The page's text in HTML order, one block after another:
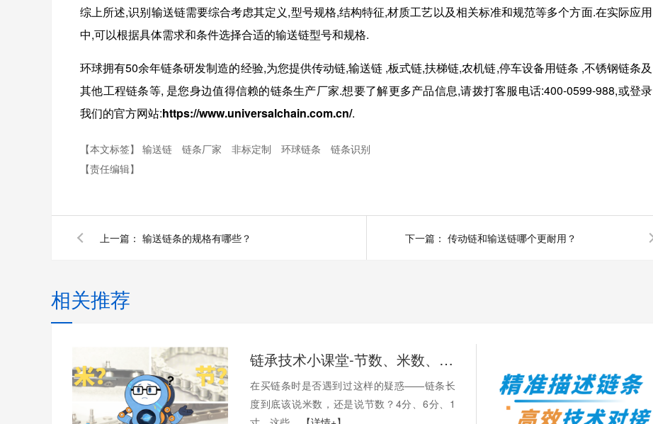
综上所述,识别输送链需要综合考虑其定义,型号规格,结构特征,材质工艺以及相关标准和规范等多个方面.在实际应用
中,可以根据具体需求和条件选择合适的输送链型号和规格.
环球拥有50余年链条研发制造的经验,为您提供传动链,输送链 ,板式链,扶梯链,农机链,停车设备用链条 ,不锈钢链条及
其他工程链条等, 是您身边值得信赖的链条生产厂家.想要了解更多产品信息,请拨打客服电话:400-0599-988,或登录
我们的官方网站:https://www.universalchain.com.cn/.
【本文标签】 输送链 链条厂家 非标定制 环球链条
链条识别
【责任编辑】
上一篇： 输送链条的规格有哪些？ 下一篇： 传动链和输送链哪个更耐用？
相关推荐
链承技术小课堂-节数、米数、寸、分：链条的计量单位，你分得清吗？
在买链条时是否遇到过这样的疑惑——链条长
度到底该说米数，还是说节数？4分、6分、1